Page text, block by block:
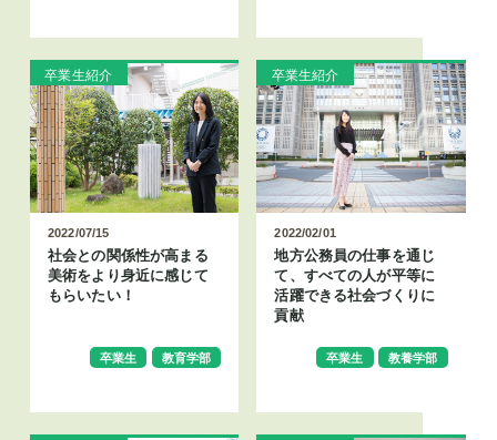
卒業生紹介
2022/07/15
社会との関係性が高まる
美術をより身近に感じて
もらいたい！
卒業生 教育学部
卒業生紹介
2022/02/01
地方公務員の仕事を通じ
て、すべての人が平等に
活躍できる社会づくりに
貢献
卒業生 教養学部